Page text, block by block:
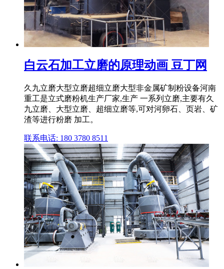
白云石加工立磨的原理动画 豆丁网
久九立磨大型立磨超细立磨大型非金属矿制粉设备河南
重工是立式磨粉机生产厂家,生产 一系列立磨,主要有久
九立磨、大型立磨、超细立磨等,可对河卵石、页岩、矿
渣等进行粉磨 加工。
联系电话: 180 3780 8511